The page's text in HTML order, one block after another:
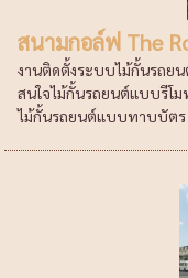
สนามกอล์ฟ The
งานติดตั้งระบบไม้กั้นรถย
สนใจไม้กั้นรถยนต์แบบรีโ
ไม้กั้นรถยนต์แบบทาบบัตร